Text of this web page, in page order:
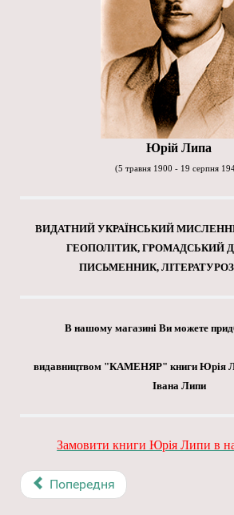
Юрій Липа
(5 травня 1900 - 19 серпня
ВИДАТНИЙ УКРАЇНСЬКИЙ
ГЕОПОЛІТИК, ГРОМАДСЬКИЙ
ПИСЬМЕННИК,
В нашому магазині Ви можете
видавництвом "КАМЕНЯР" книги Юрія
Івана Липи
Замовити книги Юрія Липи в
Попередня